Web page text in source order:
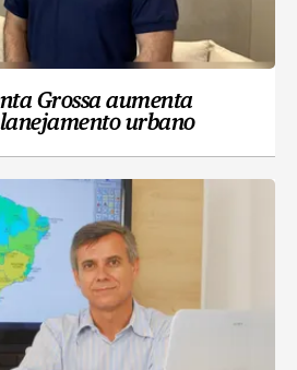
Grossa aumenta
urbano